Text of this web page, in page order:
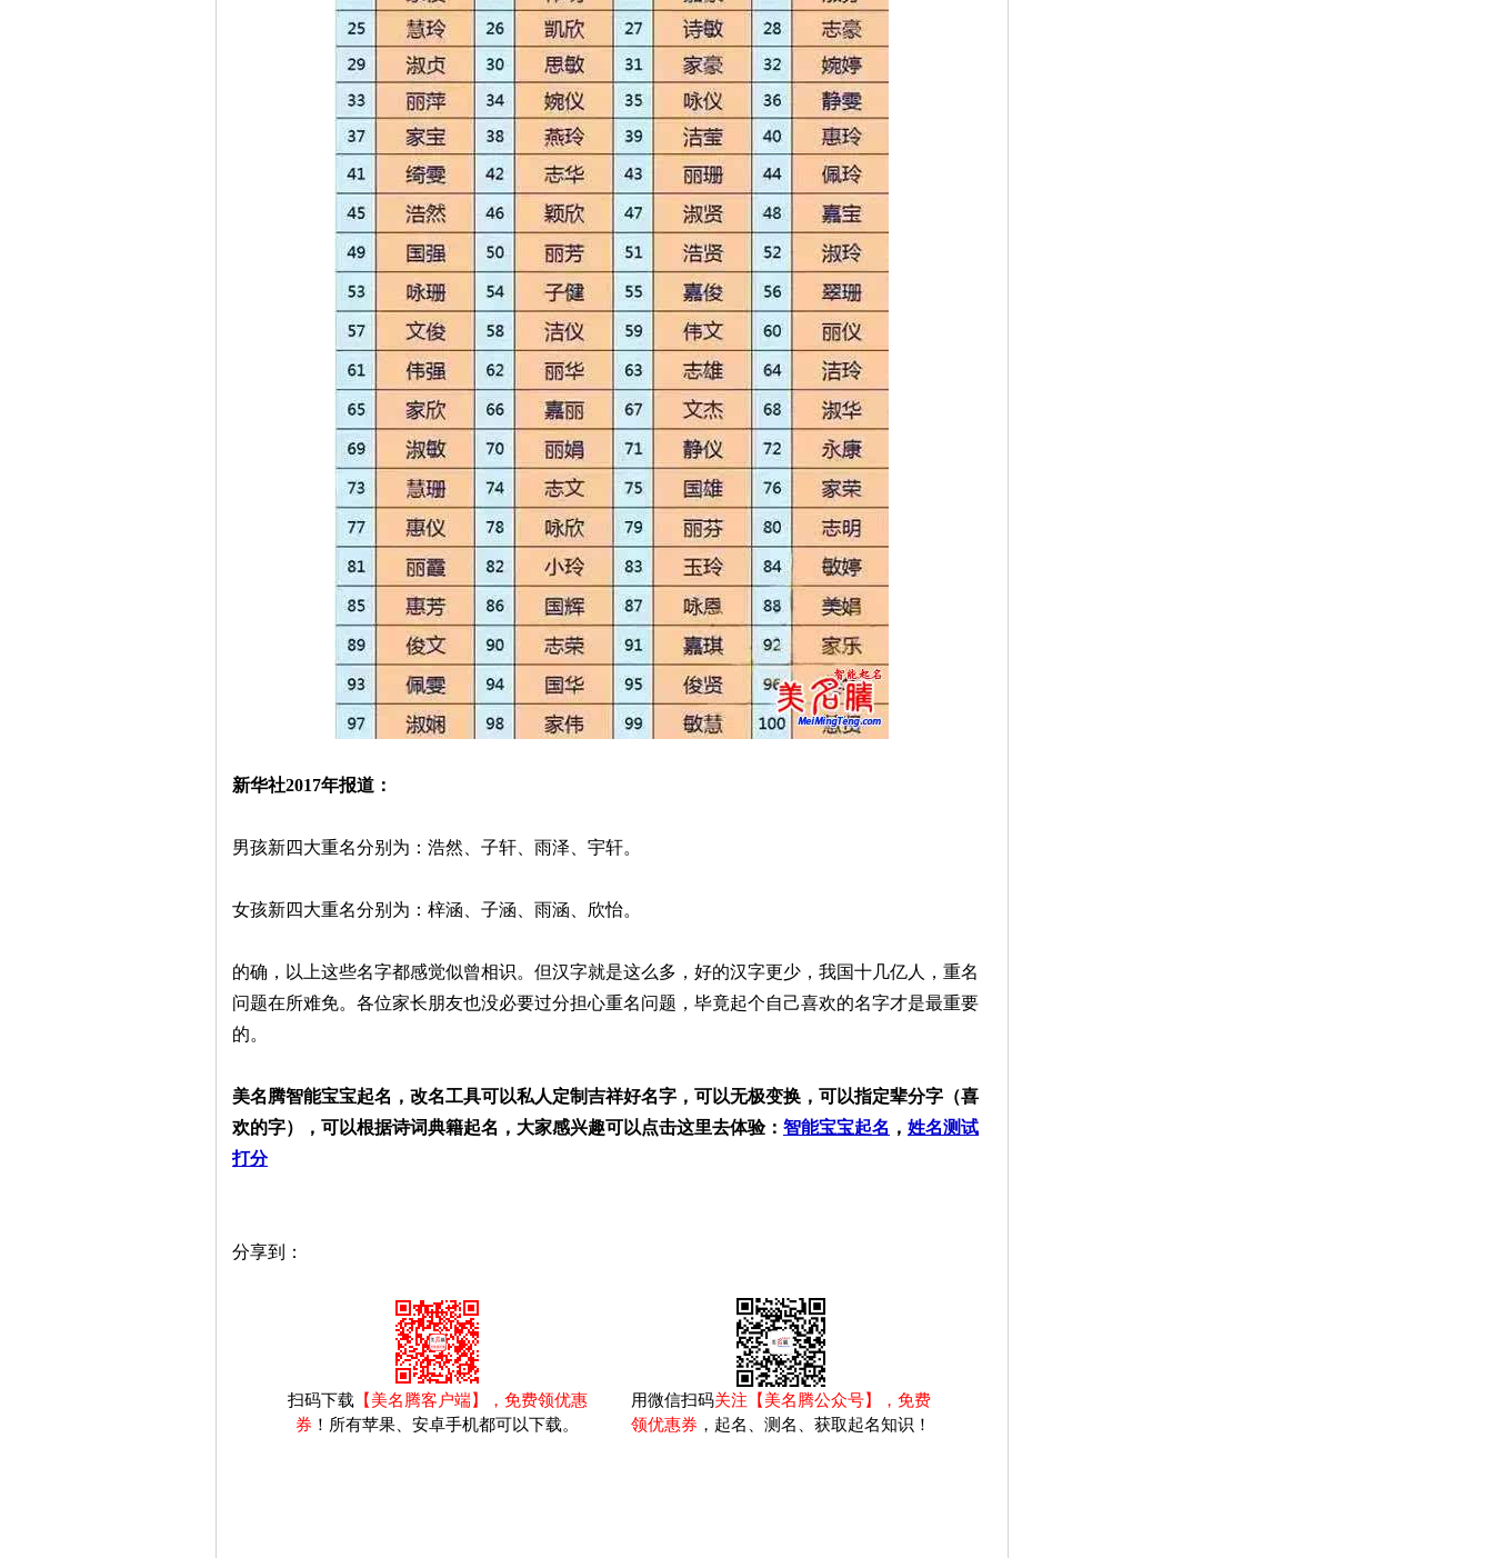
新华社2017年报道：
男孩新四大重名分别为：浩然、子轩、雨泽、宇轩。
女孩新四大重名分别为：梓涵、子涵、雨涵、欣怡。
的确，以上这些名字都感觉似曾相识。但汉字就是这么多，好的汉字更少，我国十几亿人，重名
问题在所难免。各位家长朋友也没必要过分担心重名问题，毕竟起个自己喜欢的名字才是最重要
的。
美名腾智能宝宝起名，改名工具可以私人定制吉祥好名字，可以无极变换，可以指定辈分字（喜
欢的字），可以根据诗词典籍起名，大家感兴趣可以点击这里去体验： 智能宝宝起名 ， 姓名测试
打分
分享到：
扫码下载【美名腾客户端】，免费领优惠
券 ！所有苹果、安卓手机都可以下载。
用微信扫码关注【美名腾公众号】，免费
领优惠券 ，起名、测名、获取起名知识！